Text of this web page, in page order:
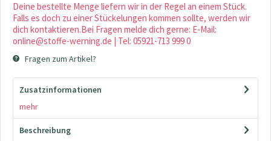
Deine bestellte Menge liefern wir in der Regel an einem Stück.
Falls es doch zu einer Stückelungen kommen sollte, werden wir
dich kontaktieren.Bei Fragen melde dich gerne: E-Mail:
online@stoffe-werning.de | Tel: 05921-713 999 0
Fragen zum Artikel?
Zusatzinformationen
mehr
Beschreibung